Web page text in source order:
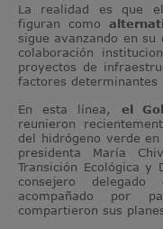
La realidad es que
figuran como
sigue avanzando en su
colaboración
proyectos de
factores determinantes
En esta línea, el
reunieron
del hidrógeno verde
presidenta María
Transición Ecológica
consejero
acompañado por
compartieron sus